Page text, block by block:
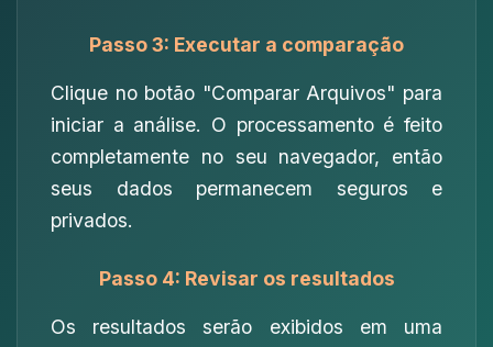
Passo 3: Executar a comparação
Clique no botão "Comparar Arquivos" para
iniciar a análise. O processamento é feito
completamente no seu navegador, então
seus dados permanecem seguros e
privados.
Passo 4: Revisar os resultados
Os resultados serão exibidos em uma